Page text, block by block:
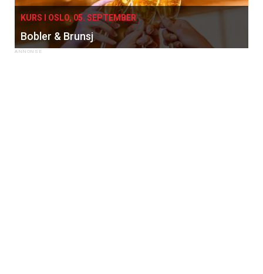
KURS I OSLO, 05. SEPTEMBER
Bobler & Brunsj